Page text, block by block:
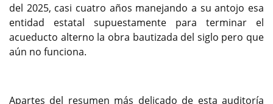
del 2025, casi cuatro años manejando a su antojo esa
entidad estatal supuestamente para terminar el
acueducto alterno la obra bautizada del siglo pero que
aún no funciona.
Apartes del resumen más delicado de esta auditoría